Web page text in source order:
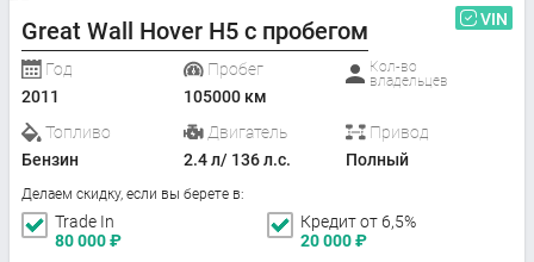
Great Wall Hover H5 с пробегом VIN
Год
2011
Пробег
105000 км
Кол-во
владельцев
Топливо
Бензин
Двигатель
2.4 л/ 136 л.с.
Привод
Полный
Делаем скидку, если вы берете в:
Trade In
80 000₽
Кредит от 6,5%
20 000₽